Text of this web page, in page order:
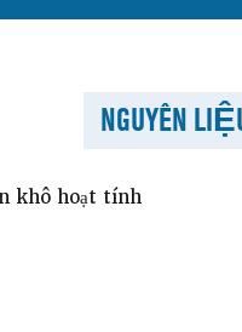
NGUYÊN
khô hoạt tính